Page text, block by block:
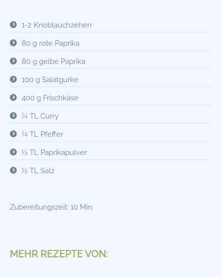
1-2 Knoblauchzehen
80 g rote Paprika
80 g gelbe Paprika
100 g Salatgurke
400 g Frischkäse
¼ TL Curry
¼ TL Pfeffer
½ TL Paprikapulver
½ TL Salz
Zubereitungszeit: 10 Min.
MEHR REZEPTE VON: